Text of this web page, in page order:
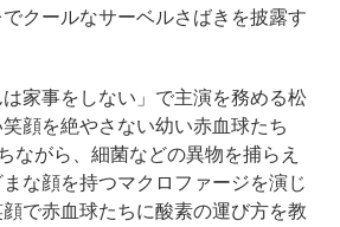
クールなサーベルさばきを披露す
は家事をしない」で主演を務める松
顔を絶やさない幼い赤血球たち
ながら、細菌などの異物を捕らえ
な顔を持つマクロファージを演じ
で赤血球たちに酸素の運び方を教